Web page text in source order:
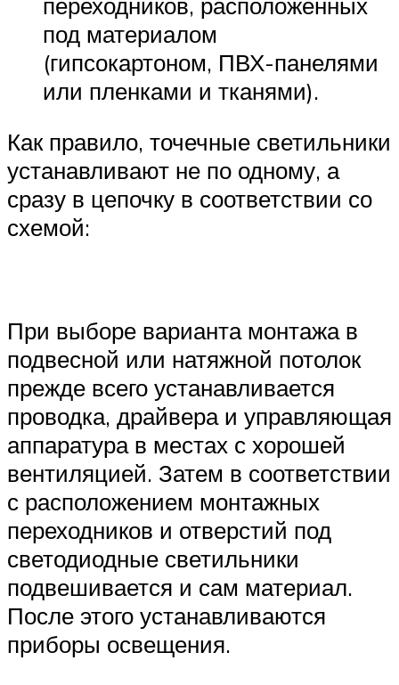
под материалом
(гипсокартоном, ПВХ-панелями
или пленками и тканями).
Как правило, точечные светильники
устанавливают не по одному, а
сразу в цепочку в соответствии со
схемой:
При выборе варианта монтажа в
подвесной или натяжной потолок
прежде всего устанавливается
проводка, драйвера и управляющая
аппаратура в местах с хорошей
вентиляцией. Затем в соответствии
с расположением монтажных
переходников и отверстий под
светодиодные светильники
подвешивается и сам материал.
После этого устанавливаются
приборы освещения.